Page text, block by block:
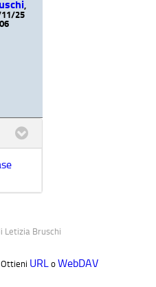
25
Letizia Bruschi
Ottieni URL o WebDAV